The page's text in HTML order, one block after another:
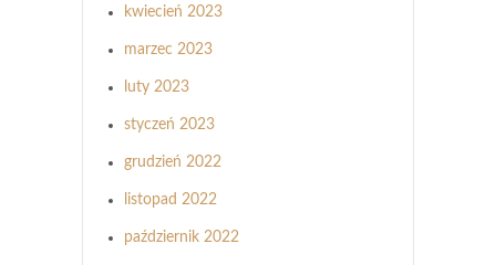
kwiecień 2023
marzec 2023
luty 2023
styczeń 2023
grudzień 2022
listopad 2022
październik 2022